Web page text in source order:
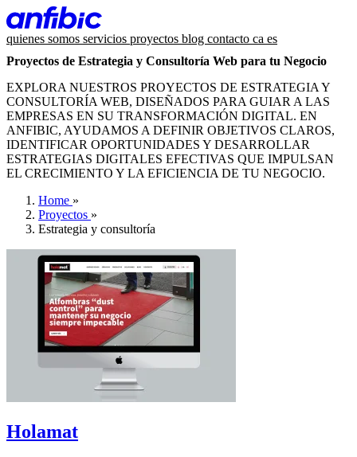
quienes somos servicios proyectos blog contacto ca es
Proyectos de Estrategia y Consultoría Web para tu Negocio
EXPLORA NUESTROS PROYECTOS DE ESTRATEGIA Y
CONSULTORÍA WEB, DISEÑADOS PARA GUIAR A LAS
EMPRESAS EN SU TRANSFORMACIÓN DIGITAL. EN
ANFIBIC, AYUDAMOS A DEFINIR OBJETIVOS CLAROS,
IDENTIFICAR OPORTUNIDADES Y DESARROLLAR
ESTRATEGIAS DIGITALES EFECTIVAS QUE IMPULSAN
EL CRECIMIENTO Y LA EFICIENCIA DE TU NEGOCIO.
Home »
Proyectos »
Estrategia y consultoría
Holamat